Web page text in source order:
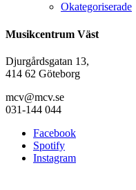
Okategoriserade
Musikcentrum Väst
Djurgårdsgatan 13,
414 62 Göteborg
mcv@mcv.se
031-144 044
Facebook
Spotify
Instagram